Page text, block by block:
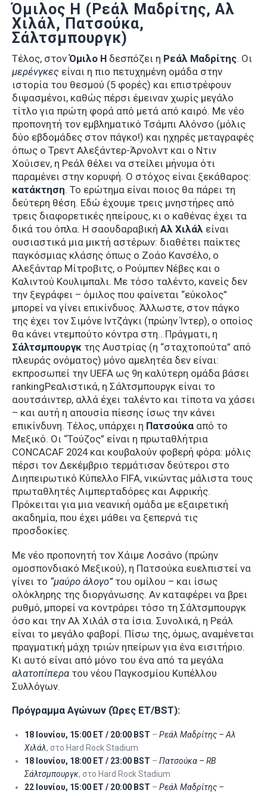
Όμιλος Η (Ρεάλ Μαδρίτης, Αλ
Χιλάλ, Πατσούκα,
Σάλτσμπουργκ)
Τέλος, στονΌμιλο Η δεσπόζει η Ρεάλ Μαδρίτης. Οι
μερένγκες είναι η πιο πετυχημένη ομάδα στην
ιστορία του θεσμού (5 φορές) και επιστρέφουν
διψασμένοι, καθώς πέρσι έμειναν χωρίς μεγάλο
τίτλο για πρώτη φορά από μετά από καιρό. Με νέο
προπονητή τον εμβληματικό Τσάμπι Αλόνσο (μόλις
δύο εβδομάδες στον πάγκο!) και ηχηρές μεταγραφές
όπως ο Τρεντ Αλεξάντερ-Άρνολντ και ο Ντιν
Χούισεν, η Ρεάλ θέλει να στείλει μήνυμα ότι
παραμένει στην κορυφή. Ο στόχος είναι ξεκάθαρος:
κατάκτηση. Το ερώτημα είναι ποιος θα πάρει τη
δεύτερη θέση. Εδώ έχουμε τρεις μνηστήρες από
τρεις διαφορετικές ηπείρους, κι ο καθένας έχει τα
δικά του όπλα. Η σαουδαραβική Αλ Χιλάλ είναι
ουσιαστικά μια μικτή αστέρων: διαθέτει παίκτες
παγκόσμιας κλάσης όπως ο Ζοάο Κανσέλο, ο
Αλεξάνταρ Μίτροβιτς, ο Ρούμπεν Νέβες και ο
Καλιντού Κουλιμπαλι. Με τόσο ταλέντο, κανείς δεν
την ξεγράφει – όμιλος που φαίνεται “εύκολος”
μπορεί να γίνει επικίνδυος. Άλλωστε, στον πάγκο
της έχει τον Σιμόνε Ιντζάγκι (πρώην Ίντερ), ο οποίος
θα κάνει ντεμπούτο κόντρα στη.. Πράγματι, η
Σάλτσμπουργκ της Αυστρίας (η “σταχτοπούτα” από
πλευράς ονόματος) μόνο αμελητέα δεν είναι:
εκπροσωπεί την UEFA ως 9η καλύτερη ομάδα βάσει
rankingΡεαλιστικά, η Σάλτσμπουργκ είναι το
αουτσάιντερ, αλλά έχει ταλέντο και τίποτα να χάσει
– και αυτή η απουσία πίεσης ίσως την κάνει
επικίνδυνη. Τέλος, υπάρχει η Πατσούκα από το
Μεξικό. Οι “Τούζος” είναι η πρωταθλήτρια
CONCACAF 2024 και κουβαλούν φοβερή φόρα: μόλις
πέρσι τον Δεκέμβριο τερμάτισαν δεύτεροι στο
Διηπειρωτικό Κύπελλο FIFA, νικώντας μάλιστα τους
πρωταθλητές Λιμπερταδόρες και Αφρικής.
Πρόκειται για μια νεανική ομάδα με εξαιρετική
ακαδημία, που έχει μάθει να ξεπερνά τις
προσδοκίες.
Με νέο προπονητή τον Χάιμε Λοσάνο (πρώην
ομοσπονδιακό Μεξικού), η Πατσούκα ευελπιστεί να
γίνει το “μαύρο άλογο”του ομίλου – και ίσως
ολόκληρης της διοργάνωσης. Αν καταφέρει να βρει
ρυθμό, μπορεί να κοντράρει τόσο τη Σάλτσμπουργκ
όσο και την Αλ Χιλάλ στα ίσια. Συνολικά, η Ρεάλ
είναι το μεγάλο φαβορί. Πίσω της, όμως, αναμένεται
πραγματική μάχη τριών ηπείρων για ένα εισιτήριο.
Κι αυτό είναι από μόνο του ένα από τα μεγάλα
αλατοπίπερα του νέου Παγκοσμίου Κυπέλλου
Συλλόγων.
Πρόγραμμα Αγώνων (Ώρες ET/BST):
18 Ιουνίου, 15:00 ET / 20:00 BST – Ρεάλ Μαδρίτης – Αλ
Χιλάλ, στο Hard Rock Stadium
18 Ιουνίου, 18:00 ET / 23:00 BST – Πατσούκα – RB
Σάλτσμπουργκ, στο Hard Rock Stadium
22 Ιουνίου, 15:00 ET / 20:00 BST – Ρεάλ Μαδρίτης –